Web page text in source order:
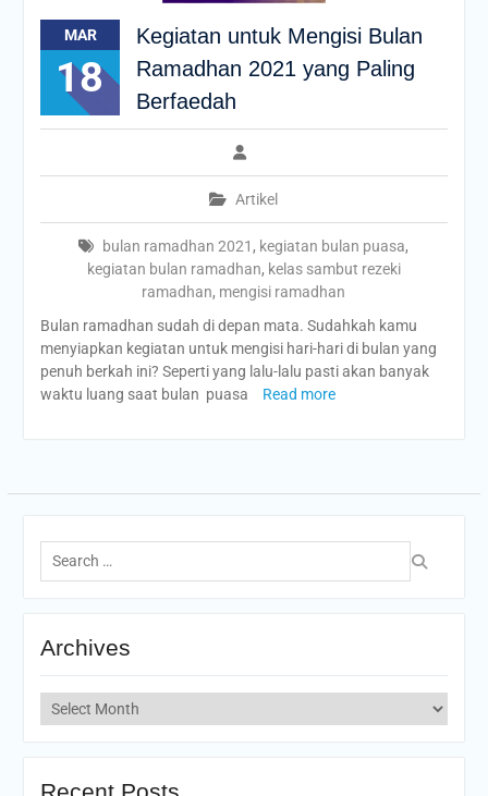
MAR
18
Kegiatan untuk Mengisi Bulan
Ramadhan 2021 yang Paling
Berfaedah
Artikel
bulan ramadhan 2021 , kegiatan bulan puasa,
kegiatan bulan ramadhan, kelas sambut rezeki
ramadhan, mengisi ramadhan
Bulan ramadhan sudah di depan mata. Sudahkah kamu
menyiapkan kegiatan untuk mengisi hari-hari di bulan yang
penuh berkah ini? Seperti yang lalu-lalu pasti akan banyak
waktu luang saat bulan puasa
Read more
Search
for:
Archives
Archives